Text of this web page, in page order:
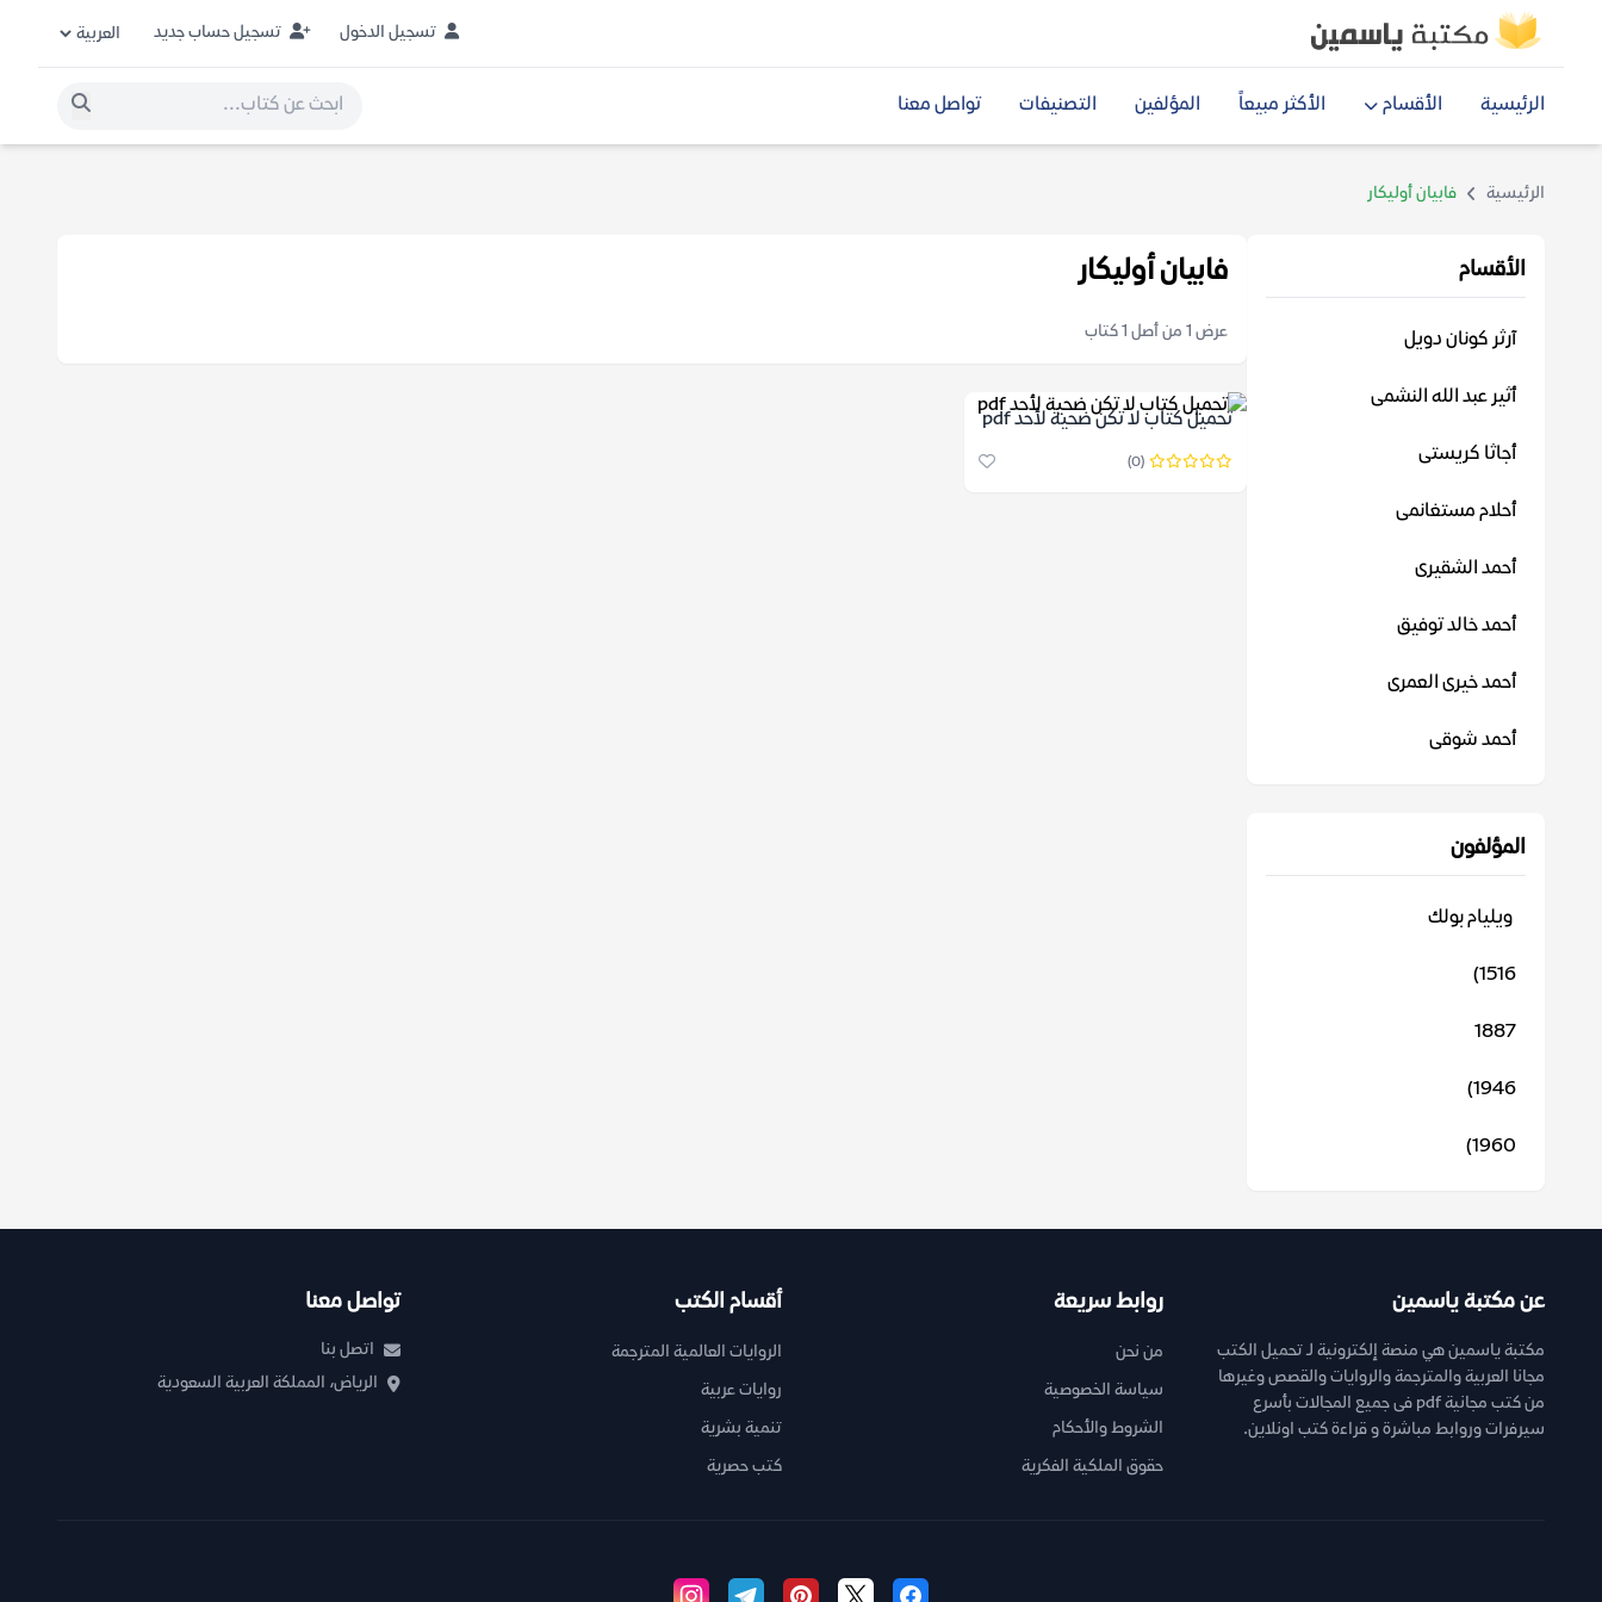
تسجيل الدخول تسجيل حساب جديد
الرئيسية الأقسام الأكثر مبيعاً المؤلفين التصنيفات تواصل معنا
الرئيسية فابيان أوليكار
الأقسام
آرثر كونان دويل
أثير عبد الله النشمى
أجاثا كريستى
أحلام مستغانمى
أحمد الشقيرى
أحمد خالد توفيق
أحمد خيرى العمرى
أحمد شوقى
المؤلفون
‬ ويليام بولك
1516)
1887
1946)
1960)
فابيان أوليكار
عرض 1 من أصل 1 كتاب
تحميل كتاب لا تكن ضحية لأحد pdf
(0)
عن مكتبة ياسمين
مكتبة ياسمين هي منصة إلكترونية لـ تحميل الكتب
مجانا العربية والمترجمة والروايات والقصص وغيرها
من كتب مجانية pdf فى جميع المجالات بأسرع
سيرفرات وروابط مباشرة و قراءة كتب اونلاين.
روابط سريعة
من نحن
سياسة الخصوصية
الشروط والأحكام
حقوق الملكية الفكرية
أقسام الكتب
الروايات العالمية المترجمة
روايات عربية
تنمية بشرية
كتب حصرية
تواصل معنا
اتصل بنا
الرياض، المملكة العربية السعودية